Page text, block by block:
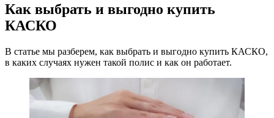
Как выбрать и выгодно купить
КАСКО
В статье мы разберем, как выбрать и выгодно купить КАСКО,
в каких случаях нужен такой полис и как он работает.